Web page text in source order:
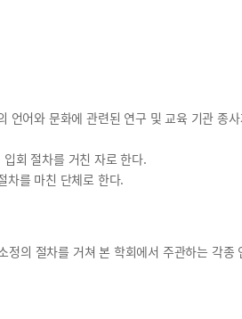
언어와 문화에 관련된 연구 및 교육 기관 종
회 절차를 거친 자로 한다.
차를 마친 단체로 한다.
의 절차를 거쳐 본 학회에서 주관하는 각종